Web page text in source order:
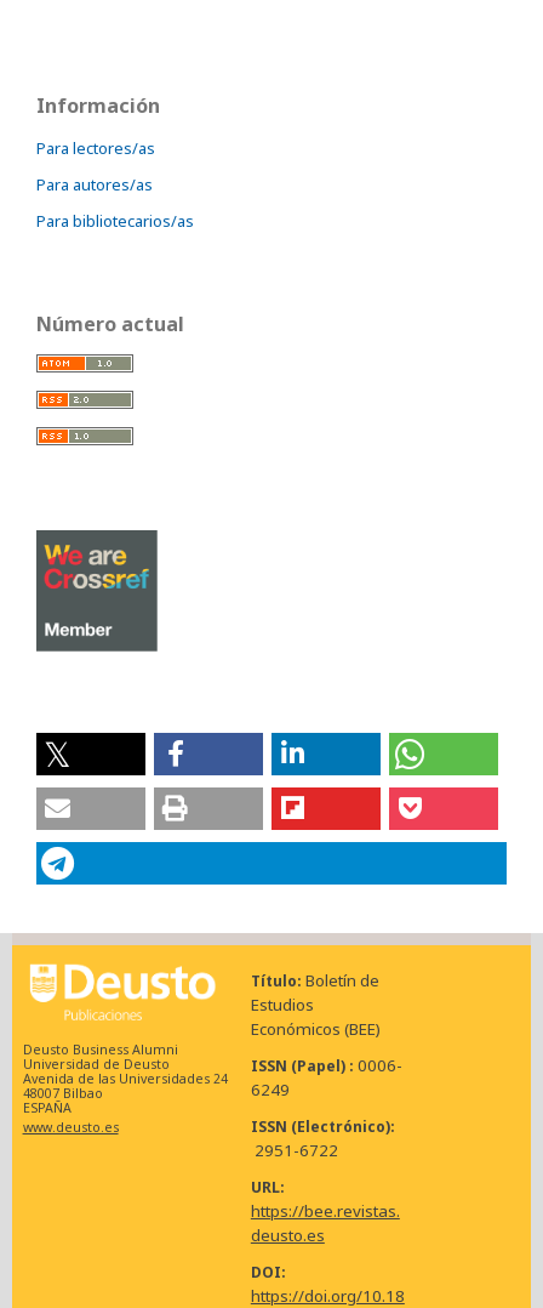
Información
Para lectores/as
Para autores/as
Para bibliotecarios/as
Número actual
Deusto Business Alumni
Universidad de Deusto
Avenida de las Universidades 24
48007 Bilbao
ESPAÑA
www.deusto.es
Título Boletín de
Estudios
Económicos (BEE)
ISSN (Papel) 0006-
6249
ISSN (Electrónico)
2951-6722
URL
https://bee.revistas.
deusto.es
DOI
https://doi.org/10.18